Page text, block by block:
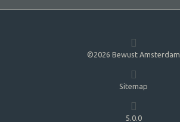
©2026 Bewust Amsterdam
Sitemap
5.0.0